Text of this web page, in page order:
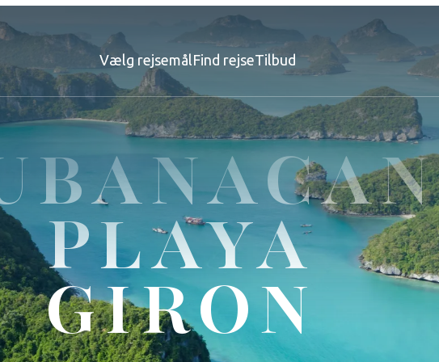
Vælg rejsemålFind rejseTilbud
PLAYA
GIRON